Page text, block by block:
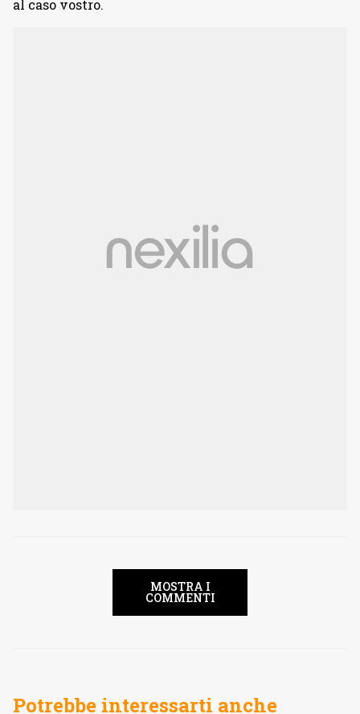
al caso vostro.
MOSTRA I
COMMENTI
Potrebbe interessarti anche